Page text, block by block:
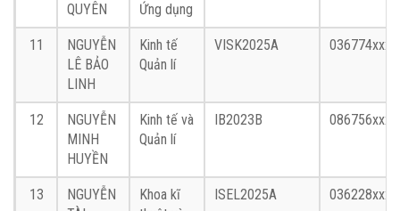
QUYÊN
Ứng dụng
11
NGUYỄN
LÊ BẢO
LINH
Kinh tế
Quản lí
VISK2025A 036774xxxx
12
NGUYỄN
MINH
HUYỀN
Kinh tế và
Quản lí
IB2023B 086756xxxx
13
NGUYỄN
Khoa kĩ
ISEL2025A 036228xxxx